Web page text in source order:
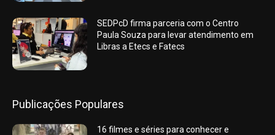
SEDPcD firma parceria com o Centro
Paula Souza para levar atendimento em
Libras a Etecs e Fatecs
Publicações Populares
16 filmes e séries para conhecer e